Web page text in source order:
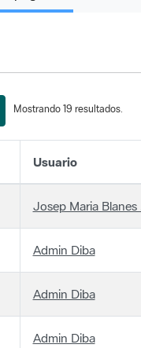
Usuario
Josep Maria Blanes
Admin Diba
Admin Diba
Admin Diba